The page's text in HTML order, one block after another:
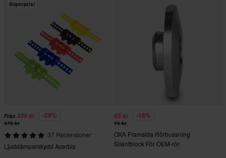
Superpris!
Från 339 kr -29%
479 kr
37 Recensioner
Ljuddämparskydd Acerbis
65 kr -18%
79 kr
OXA Framsida Rörbussning
Silentblock För OEM-rör